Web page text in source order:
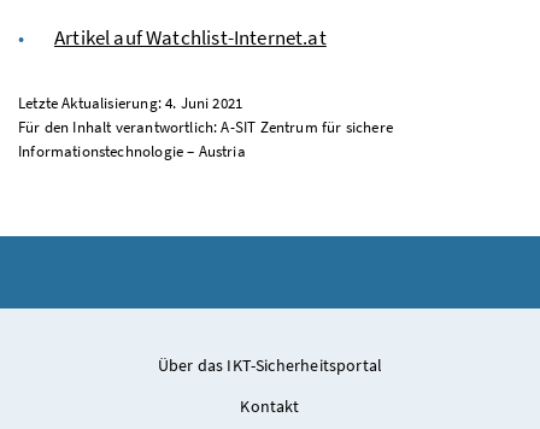
Artikel auf Watchlist-Internet.at
Letzte Aktualisierung: 4. Juni 2021
Für den Inhalt verantwortlich: A-SIT Zentrum für sichere
Informationstechnologie – Austria
Über das IKT-Sicherheitsportal
Kontakt